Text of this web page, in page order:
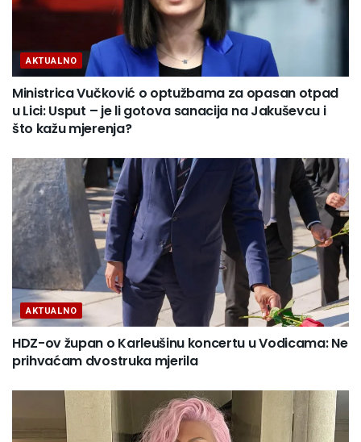
AKTUALNO
Ministrica Vučković o optužbama za opasan otpad
u Lici: Usput – je li gotova sanacija na Jakuševcu i
što kažu mjerenja?
AKTUALNO
HDZ-ov župan o Karleušinu koncertu u Vodicama: Ne
prihvaćam dvostruka mjerila